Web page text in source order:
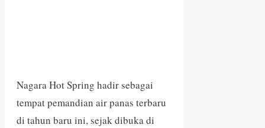
Nagara Hot Spring hadir sebagai
tempat pemandian air panas terbaru
di tahun baru ini, sejak dibuka di